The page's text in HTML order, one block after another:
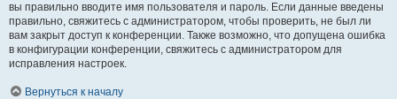
вы правильно вводите имя пользователя и пароль. Если данные введены
правильно, свяжитесь с администратором, чтобы проверить, не был ли
вам закрыт доступ к конференции. Также возможно, что допущена ошибка
в конфигурации конференции, свяжитесь с администратором для
исправления настроек.
Вернуться к началу